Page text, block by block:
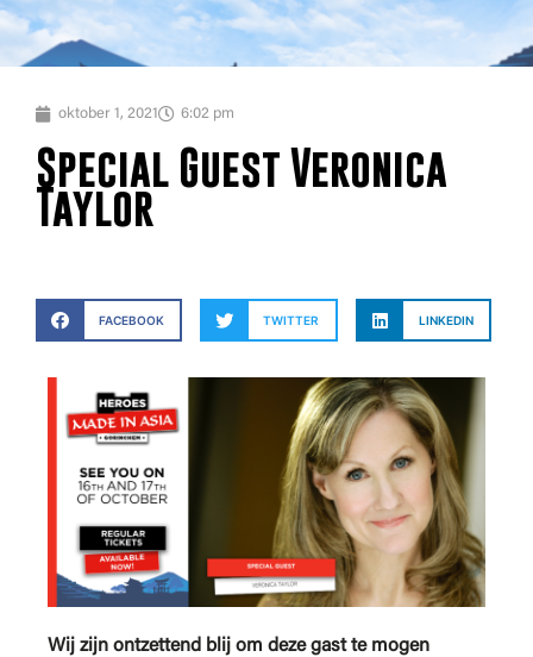
oktober 1, 2021 6:02 pm
Special Guest Veronica
Taylor
FACEBOOK TWITTER LINKEDIN
Wij zijn ontzettend blij om deze gast te mogen